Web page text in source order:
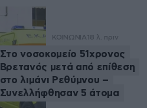
ΚΟΙΝΩΝΙΑ 18 λ. πριν
Στο νοσοκομείο 51χρονος
Βρετανός μετά από επίθεση
στο λιμάνι Ρεθύμνου –
Συνελλήφθησαν 5 άτομα